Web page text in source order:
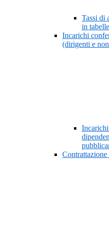
Tassi di
in
Incarichi
(dirigenti e